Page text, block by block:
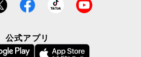
スできる耐久性
公式アプリ